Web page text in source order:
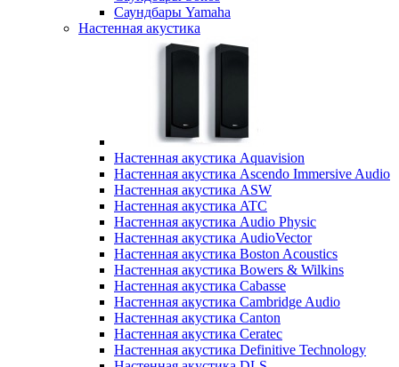
Саундбары Yamaha
Настенная акустика
Настенная акустика Aquavision
Настенная акустика Ascendo Immersive Audio
Настенная акустика ASW
Настенная акустика ATC
Настенная акустика Audio Physic
Настенная акустика AudioVector
Настенная акустика Boston Acoustics
Настенная акустика Bowers & Wilkins
Настенная акустика Cabasse
Настенная акустика Cambridge Audio
Настенная акустика Canton
Настенная акустика Ceratec
Настенная акустика Definitive Technology